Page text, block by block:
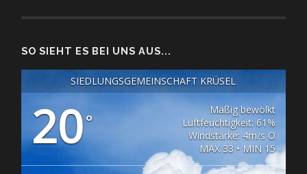
SO SIEHT ES BEI UNS AUS...
SIEDLUNGSGEMEINSCHAFT KRÜSEL
20°
Mäßig bewölkt
Luftfeuchtigkeit: 61%
Windstärke: 4m/s O
MAX 33 • MIN 15